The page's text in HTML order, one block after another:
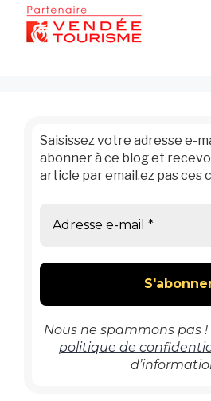
Saisissez votre adresse e-
abonner à ce blog et
article par email.ez pas ces
Nous ne spammons pas
politique de